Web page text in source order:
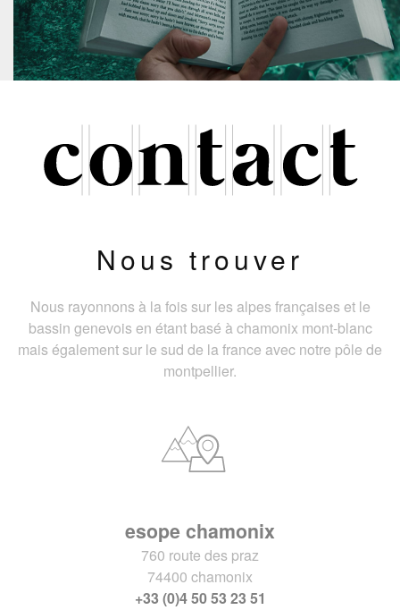
Nous trouver
Nous rayonnons à la fois sur les alpes françaises et le
bassin genevois en étant basé à chamonix mont-blanc
mais également sur le sud de la france avec notre pôle de
montpellier.
esope chamonix
760 route des praz
74400 chamonix
+33 (0)4 50 53 23 51